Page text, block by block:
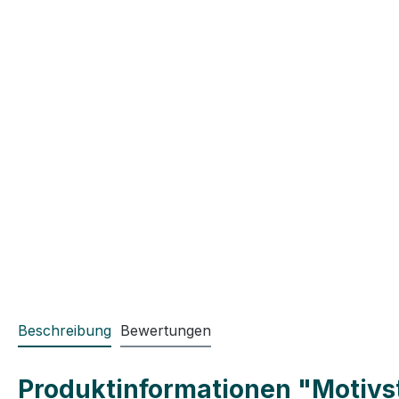
Beschreibung Bewertungen
Produktinformationen